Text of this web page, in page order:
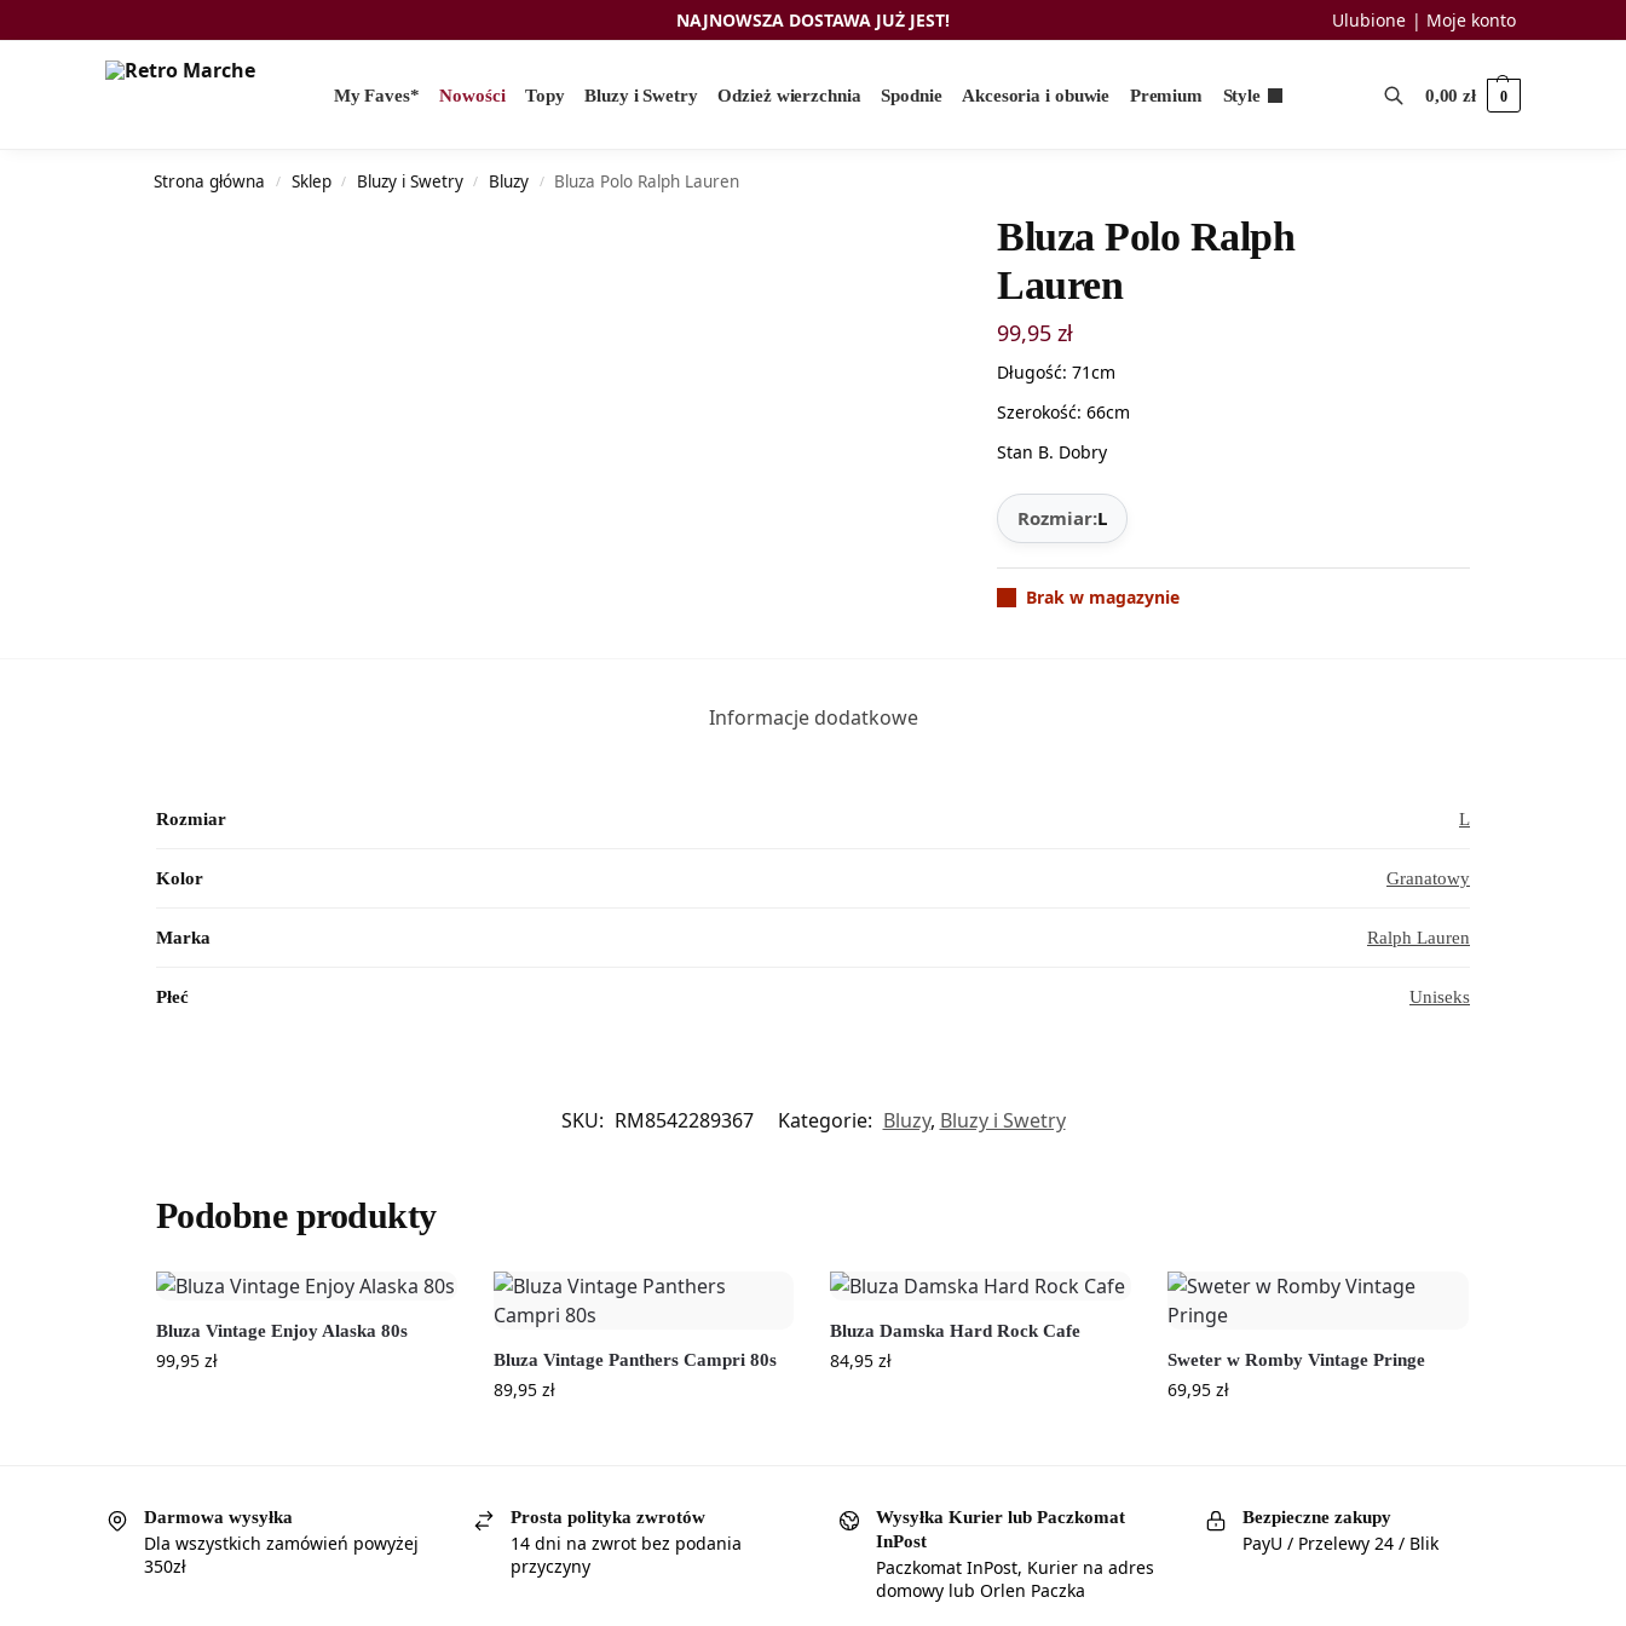
NAJNOWSZA DOSTAWA JUŻ JEST! Ulubione Moje konto
My Faves* Nowości Topy Bluzy i Swetry Odzież wierzchnia Spodnie Akcesoria i obuwie Premium Style
Search
0,00zł 0
Strona główna / Sklep / Bluzy i Swetry / Bluzy / Bluza Polo Ralph Lauren
Bluza Polo Ralph
Lauren
99,95zł
Długość: 71cm
Szerokość: 66cm
Stan B. Dobry
Rozmiar:L
Brak w magazynie
Informacje dodatkowe
Rozmiar L
Kolor Granatowy
Marka Ralph Lauren
Płeć Uniseks
SKU: RM8542289367 Kategorie: Bluzy, Bluzy i Swetry
Podobne produkty
Bluza Vintage Enjoy Alaska 80s
99,95 zł Bluza Vintage Panthers Campri 80s
89,95 zł
Bluza Damska Hard Rock Cafe
84,95zł Sweter w Romby Vintage Pringe
69,95zł
Darmowa wysyłka
Dla wszystkich zamówień powyżej
350zł
Prosta polityka zwrotów
14 dni na zwrot bez podania
przyczyny
Wysyłka Kurier lub Paczkomat
InPost
Paczkomat InPost, Kurier na adres
domowy lub Orlen Paczka
Bezpieczne zakupy
PayU / Przelewy 24 / Blik